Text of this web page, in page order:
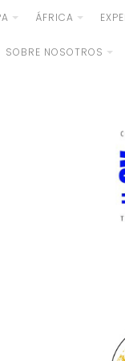
ÁFRICA
SOBRE NOSOTROS